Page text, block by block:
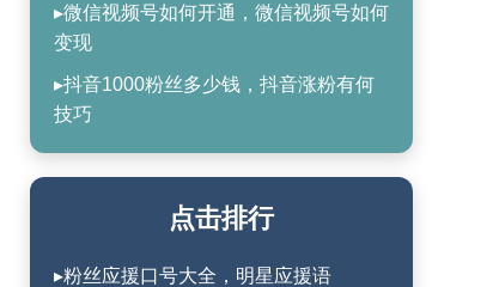
▸微信视频号如何开通，微信视频号如何
变现
▸抖音1000粉丝多少钱，抖音涨粉有何
技巧
点击排行
▸粉丝应援口号大全，明星应援语